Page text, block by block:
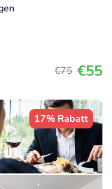
€75 €55
17% Rabatt